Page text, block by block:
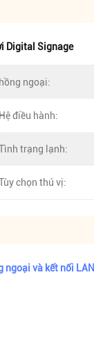
Digital Signage
hồng ngoại:
Hệ điều hành:
trạng lạnh:
chọn thú vị:
ngoại và kết nối LAN